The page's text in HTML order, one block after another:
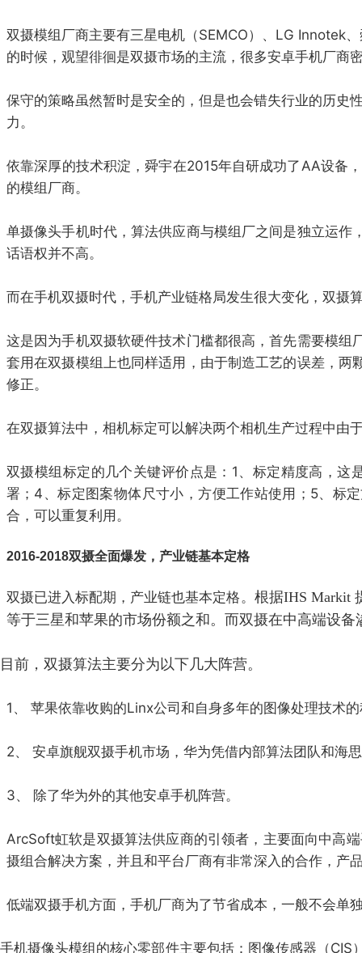
双摄模组厂商主要有三星电机（SEMCO）、LG Innotek
的时候，观望徘徊是双摄市场的主流，很多安卓手机厂商
保守的策略虽然暂时是安全的，但是也会错失行业的历
力。
依靠深厚的技术积淀，舜宇在2015年自研成功了AA设备
的模组厂商。
单摄像头手机时代，算法供应商与模组厂之间是独立运
话语权并不高。
而在手机双摄时代，手机产业链格局发生很大变化，双摄
这是因为手机双摄软硬件技术门槛都很高，首先需要模
套用在双摄模组上也同样适用，由于制造工艺的误差，
修正。
在双摄算法中，相机标定可以解决两个相机生产过程中由
双摄模组标定的几个关键评价点是：1、标定精度高，
署；4、标定图案物体尺寸小，方便工作站使用；5、标
合，可以重复利用。
2016-2018双摄全面爆发，产业链基本定格
双摄已进入标配期，产业链也基本定格。 根据IHS Markit
等于三星和苹果的市场份额之和。而双摄在中高端设备
目前 ，双摄算法主要分为以下几大阵营。
1、 苹果依靠收购的Linx公司和自身多年的图像处理技术
2、 安卓旗舰双摄手机市场，华为凭借内部算法团队和海
3、 除了华为外的其他安卓手机阵营。
ArcSoft虹软是双摄算法供应商的引领者，主要面向中高
摄组合解决方案，并且和平台厂商有非常深入的合作，产
低端双摄手机方面，手机厂商为了节省成本，一般不会单
手机摄像头模组的核心零部件主要包括：图像传感器（